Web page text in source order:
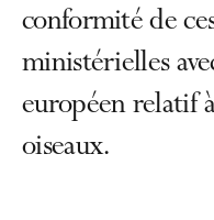
conformité de
ministérielles
européen relatif
oiseaux.